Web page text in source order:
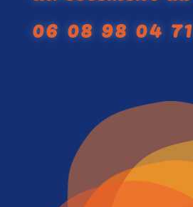
06 08 98 04 71